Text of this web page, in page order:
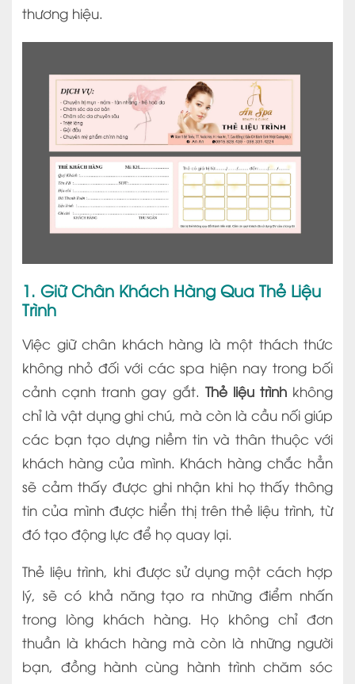
thương hiệu.
1. Giữ Chân Khách Hàng Qua Thẻ Liệu
Trình
Việc giữ chân khách hàng là một thách thức
không nhỏ đối với các spa hiện nay trong bối
cảnh cạnh tranh gay gắt. Thẻ liệu trìnhkhông
chỉ là vật dụng ghi chú, mà còn là cầu nối giúp
các bạn tạo dựng niềm tin và thân thuộc với
khách hàng của mình. Khách hàng chắc hẳn
sẽ cảm thấy được ghi nhận khi họ thấy thông
tin của mình được hiển thị trên thẻ liệu trình, từ
đó tạo động lực để họ quay lại.
Thẻ liệu trình, khi được sử dụng một cách hợp
lý, sẽ có khả năng tạo ra những điểm nhấn
trong lòng khách hàng. Họ không chỉ đơn
thuần là khách hàng mà còn là những người
bạn, đồng hành cùng hành trình chăm sóc